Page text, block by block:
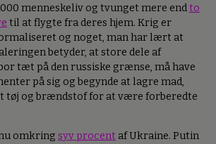
menneskeliv og tvunget mere endto
til at flygte fra deres hjem. Krig er
og noget, man har lært at
betyder, at store dele af
tæt på den russiske grænse, må have
på sig og begynde at lagre mad,
tøj og brændstof for at være forberedte
omkring syv procent af Ukraine. Putin